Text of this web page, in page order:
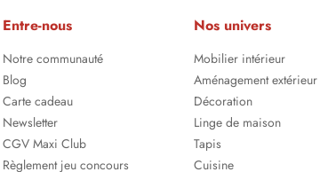
Entre-nous
Notre communauté
Blog
Carte cadeau
Newsletter
CGV Maxi Club
Règlement jeu concours
Nos univers
Mobilier intérieur
Aménagement extérieur
Décoration
Linge de maison
Tapis
Cuisine